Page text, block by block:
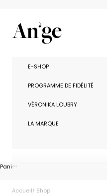
Ange Paris
E-SHOP
PROGRAMME DE FIDÉLITÉ
VÉRONIKA LOUBRY
LA MARQUE
Panier
Accueil
Shop